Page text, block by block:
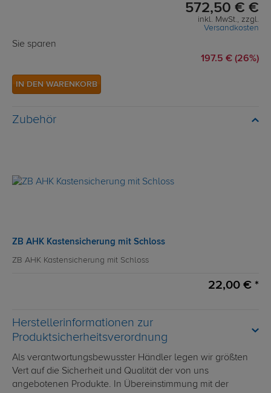
572,50 € €
inkl. MwSt., zzgl.
Versandkosten
Sie sparen
197.5 € (26%)
IN DEN WARENKORB
Zubehör
ZB AHK Kastensicherung mit Schloss
ZB AHK Kastensicherung mit Schloss
22,00 € *
Herstellerinformationen zur
Produktsicherheitsverordnung
Als verantwortungsbewusster Händler legen wir größten
Vert auf die Sicherheit und Qualität der von uns
angebotenen Produkte. In Übereinstimmung mit der